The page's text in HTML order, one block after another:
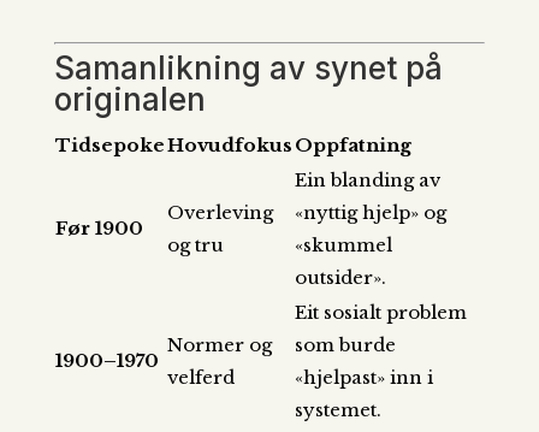
Samanlikning av synet på
originalen
TidsepokeHovudfokus Oppfatning
Før 1900
Overleving
og tru
Ein blanding av
«nyttig hjelp» og
«skummel
outsider».
1900–1970
Normer og
velferd
Eit sosialt problem
som burde
«hjelpast» inn i
systemet.